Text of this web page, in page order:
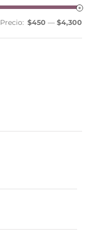
Precio: $450 — $4,300